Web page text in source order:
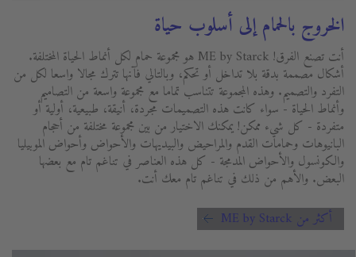
الخروج بالحمام إلى أسلوب حياة
أنت تصنع الفرق! ME by Starck هو مجموعة حمام لكل أنماط الحياة المختلفة.
أشكال مصممة بدقة بلا تداخل أو تحكم، وبالتالي فآنها تترك مجالا واسعا لكل من
التفرد والتصميم. وهذه المجموعة تتناسب تماما مع مجموعة واسعة من التصاميم
وأنماط الحياة - سواء كانت هذه التصميمات مجردة، أنيقة، طبيعية، أولية أو
متفردة - كل شيء ممكن! يمكنك الاختيار من بين مجموعة مختلفة من أحجام
البانيوهات وحمامات القدم والمراحيض والبيديهات والأحواض وأحواض الموبيليا
والكونسول والأحواض المدمجة - كل هذه العناصر في تناغم تام مع بعضها
البعض. والأهم من ذلك في تناغم تام معك أنت.
أكثر من ME by Starck